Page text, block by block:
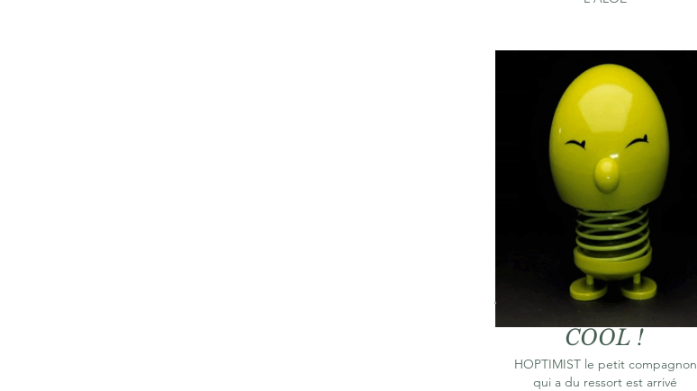
COOL !
HOPTIMIST le petit compagnon
qui a du ressort est arrivé